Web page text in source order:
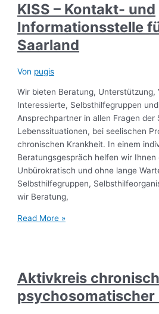
KISS – Kontakt- und
Informationsstelle
Saarland
Von pugis
Wir bieten Beratung, Unterstützung,
Interessierte, Selbsthilfegruppen
Ansprechpartner in allen Fragen der
Lebenssituationen, bei seelischen
chronischen Krankheit. In einem
Beratungsgespräch helfen wir Ihnen
Unbürokratisch und ohne lange
Selbsthilfegruppen,
wir Beratung,
Read More »
Aktivkreis
psychosomatischer